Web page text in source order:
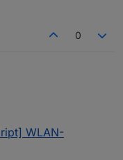
0
Log entdeckt.
WLAN-